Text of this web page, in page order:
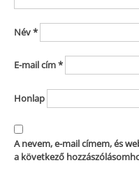
Név*
E-mail cím*
Honlap
A nevem, e-mail címem, és
a következő